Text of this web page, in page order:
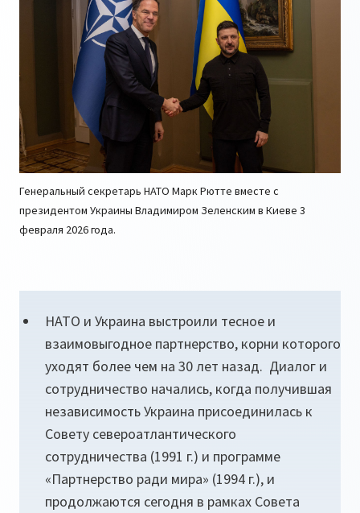
Генеральный секретарь НАТО Марк Рютте вместе с
президентом Украины Владимиром Зеленским в Киеве 3
февраля 2026 года.
НАТО и Украина выстроили тесное и
взаимовыгодное партнерство, корни которого
уходят более чем на 30 лет назад. Диалог и
сотрудничество начались, когда получившая
независимость Украина присоединилась к
Совету североатлантического
сотрудничества (1991 г.) и программе
«Партнерство ради мира» (1994 г.), и
продолжаются сегодня в рамках Совета